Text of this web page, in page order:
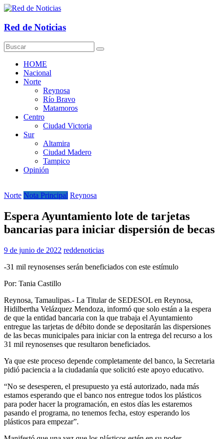
Saltar
contenido
Red de Noticias
HOME
Nacional
Norte
Reynosa
Río Bravo
Matamoros
Centro
Ciudad Victoria
Sur
Altamira
Ciudad Madero
Tampico
Opinión
Norte Nota Principal Reynosa
Espera Ayuntamiento lote de tarjetas
bancarias para iniciar dispersión de becas
9 de junio de 2022 reddenoticias
-31 mil reynosenses serán beneficiados con este estímulo
Por: Tania Castillo
Reynosa, Tamaulipas.- La Titular de SEDESOL en Reynosa,
Hidilbertha Velázquez Mendoza, informó que solo están a la espera
de que la entidad bancaria con la que trabaja el Ayuntamiento
entregue las tarjetas de débito donde se depositarán las dispersiones
de las becas municipales para iniciar con la entrega del recurso a los
31 mil reynosenses que resultaron beneficiados.
Ya que este proceso depende completamente del banco, la Secretaria
pidió paciencia a la ciudadanía que solicitó este apoyo educativo.
“No se desesperen, el presupuesto ya está autorizado, nada más
estamos esperando que el banco nos entregue todos los plásticos
para poder hacer la programación, en estos días les estaremos
pasando el programa, no tenemos fecha, estoy esperando los
plásticos para empezar”.